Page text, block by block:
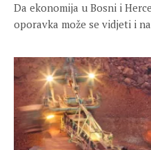
Da ekonomija u Bosni i
oporavka može se vidjeti i